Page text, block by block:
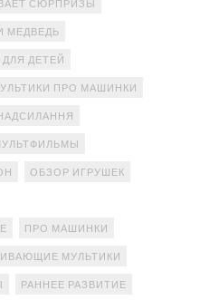
СЮРПРИЗЫ
МЕДВЕДЬ
ДЕТЕЙ
ПРО МАШИНКИ
ОБЗОР ИГРУШЕК
ПРО МАШИНКИ
МУЛЬТИКИ
РАННЕЕ РАЗВИТИЕ